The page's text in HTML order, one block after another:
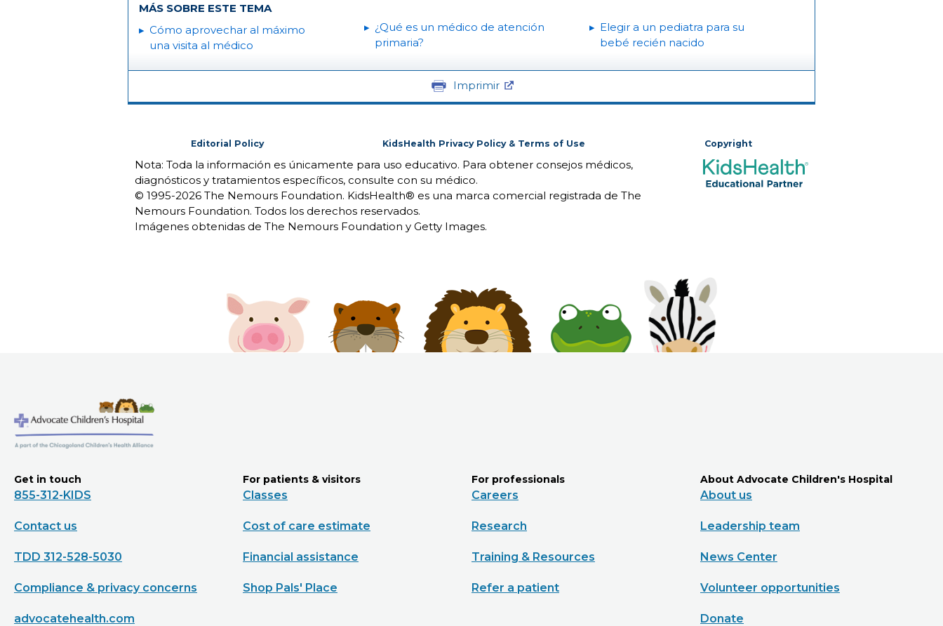
MÁS SOBRE ESTE TEMA
Cómo aprovechar al máximo
una visita al médico
¿Qué es un médico de atención
primaria?
Elegir a un pediatra para su
bebé recién nacido
Imprimir
Editorial Policy KidsHealth Privacy Policy & Terms of Use Copyright
Nota: Toda la información es únicamente para uso educativo. Para obtener consejos médicos,
diagnósticos y tratamientos específicos, consulte con su médico.
© 1995-2026 The Nemours Foundation. KidsHealth® es una marca comercial registrada de The
Nemours Foundation. Todos los derechos reservados.
Imágenes obtenidas de The Nemours Foundation y Getty Images.
Get in touch
855-312-KIDS
Contact us
TDD 312-528-5030
Compliance & privacy concerns
advocatehealth.com
For patients & visitors
Classes
Cost of care estimate
Financial assistance
Shop Pals' Place
For professionals
Careers
Research
Training & Resources
Refer a patient
About Advocate Children's Hospital
About us
Leadership team
News Center
Volunteer opportunities
Donate